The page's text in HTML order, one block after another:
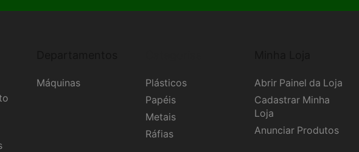
Máquinas
Plásticos
Papéis
Metais
Ráfias
Abrir Painel da Loja
Cadastrar Minha
Loja
Anunciar Produtos